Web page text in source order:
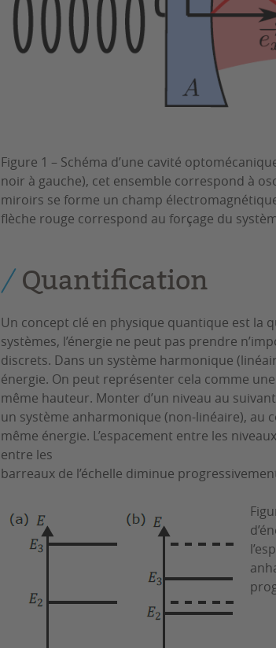
Figure 1 – Schéma d’une cavité
noir à gauche), cet ensemble correspond à
miroirs se forme un champ
flèche rouge correspond au forçage du
Quantification
Un concept clé en physique quantique est la
systèmes, l’énergie ne peut pas prendre
discrets. Dans un système harmonique
énergie. On peut représenter cela comme
même hauteur. Monter d’un niveau au
un système anharmonique (non-linéaire), au
même énergie. L’espacement entre les
entre les
barreaux de l’échelle diminue